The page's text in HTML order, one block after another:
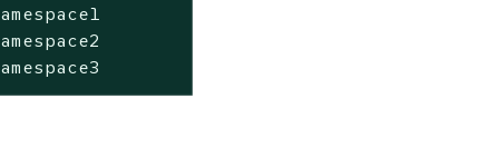
namespace1           3      1     0
namespace2           0      4     0
namespace3           4      0     0